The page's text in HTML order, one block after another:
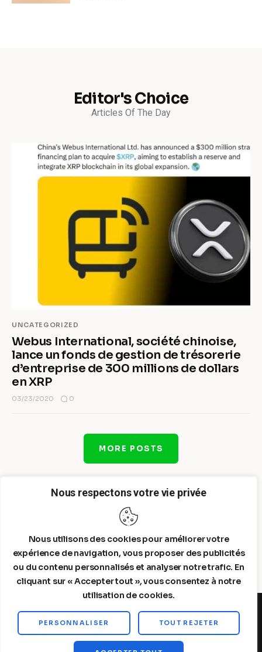
Nous respectons votre vie privée
Nous utilisons des cookies pour améliorer votre
expérience de navigation, vous proposer des publicités
ou du contenu personnalisés et analyser notre trafic. En
cliquant sur « Accepter tout », vous consentez à notre
utilisation de cookies.
PERSONNALISER TOUT REJETER
Editor's Choice
Articles Of The Day
UNCATEGORIZED
Webus International, société chinoise,
lance un fonds de gestion de trésorerie
d’entreprise de 300 millions de dollars
en XRP
03/23/2020 0
MORE POSTS